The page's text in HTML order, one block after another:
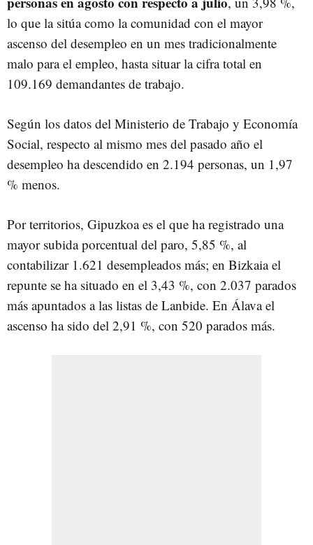
lo que la sitúa como la comunidad con el mayor
ascenso del desempleo en un mes tradicionalmente
malo para el empleo, hasta situar la cifra total en
109.169 demandantes de trabajo.
Según los datos del Ministerio de Trabajo y Economía
Social, respecto al mismo mes del pasado año el
desempleo ha descendido en 2.194 personas, un 1,97
% menos.
Por territorios, Gipuzkoa es el que ha registrado una
mayor subida porcentual del paro, 5,85 %, al
contabilizar 1.621 desempleados más; en Bizkaia el
repunte se ha situado en el 3,43 %, con 2.037 parados
más apuntados a las listas de Lanbide. En Álava el
ascenso ha sido del 2,91 %, con 520 parados más.